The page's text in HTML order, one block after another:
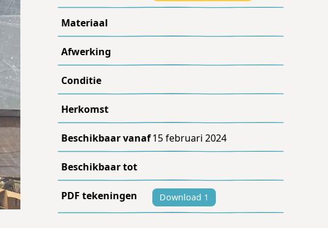
Materiaal
Afwerking
Conditie
Herkomst
Beschikbaar vanaf15 februari 2024
Beschikbaar tot
PDF tekeningen Download 1